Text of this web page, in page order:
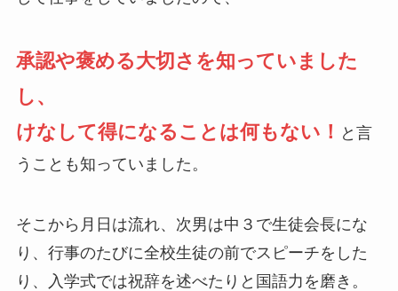
承認や褒める大切さを知っていました
し、
けなして得になることは何もない！ と言
うことも知っていました。
そこから月日は流れ、次男は中３で生徒会長にな
り、行事のたびに全校生徒の前でスピーチをした
り、入学式では祝辞を述べたりと国語力を磨き。